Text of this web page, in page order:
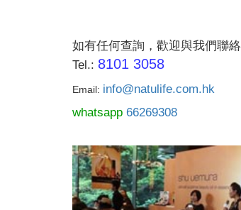
如有任何查詢，歡迎與我們聯絡
Tel.: 8101 3058
Email: info@natulife.com.hk
whatsapp 66269308